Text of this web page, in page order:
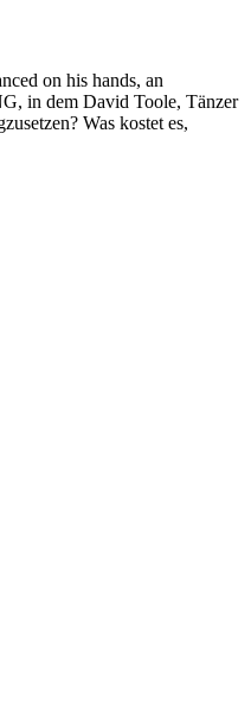
on his hands, an
in dem David Toole, Tänzer
Was kostet es,